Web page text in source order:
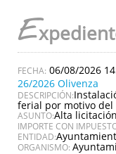
E
06/08/2026
26/2026 Olivenza
DESCRIPCIÓN:
ferial por motivo
ASUNTO:Alta
IMPORTE CON
ENTIDAD:
ORGANISMO: